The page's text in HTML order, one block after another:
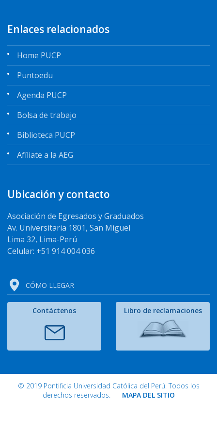
Enlaces relacionados
Home PUCP
Puntoedu
Agenda PUCP
Bolsa de trabajo
Biblioteca PUCP
Afíliate a la AEG
Ubicación y contacto
Asociación de Egresados y Graduados
Av. Universitaria 1801, San Miguel
Lima 32, Lima-Perú
Celular: +51 914 004 036
CÓMO LLEGAR
Contáctenos Libro de reclamaciones
© 2019 Pontificia Universidad Católica del Perú. Todos los
derechos reservados. MAPA DEL SITIO